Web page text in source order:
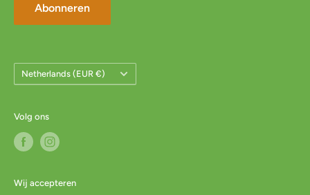
Abonneren
Land/Regio
Netherlands (EUR €)
Volg ons
Wij accepteren